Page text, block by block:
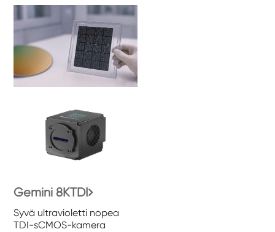
Gemini 8KTDI
Syvä ultravioletti nopea
TDI-sCMOS-kamera